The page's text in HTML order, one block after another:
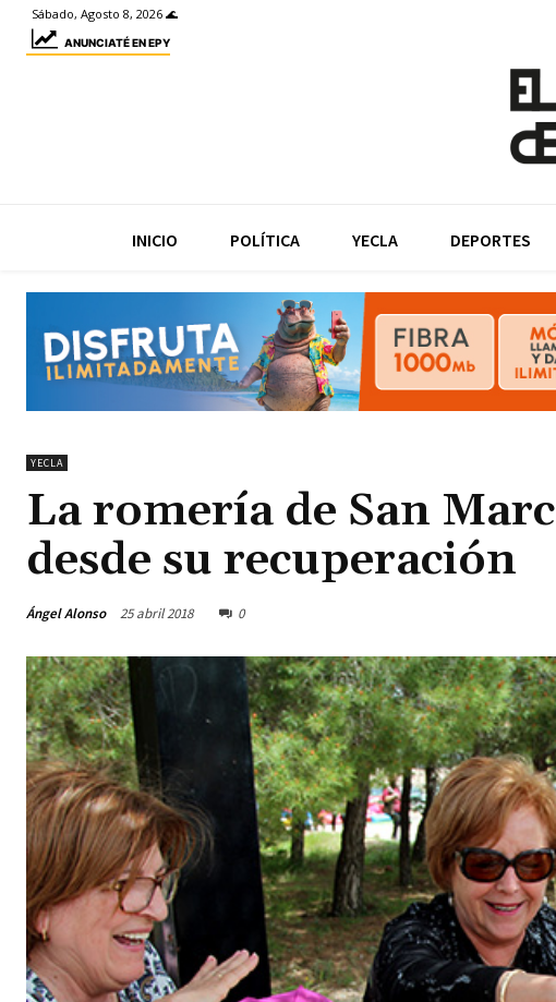
Sábado, Agosto 8, 2026 🌊
ANUNCIATÉ EN EPY
INICIO POLÍTICA YECLA DEPORTES
YECLA
La romería de San
desde su recuperación
Ángel Alonso 25 abril 2018 0